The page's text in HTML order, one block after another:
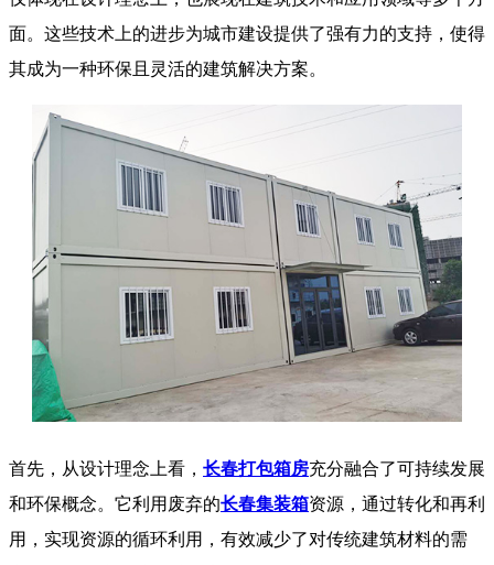
面。这些技术上的进步为城市建设提供了强有力的支持，使得
其成为一种环保且灵活的建筑解决方案。
首先，从设计理念上看， 长春打包箱房充分融合了可持续发展
和环保概念。它利用废弃的长春集装箱资源，通过转化和再利
用，实现资源的循环利用，有效减少了对传统建筑材料的需